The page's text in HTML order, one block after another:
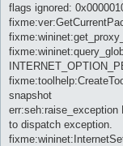
flags ignored:
snapshot
to dispatch exception.